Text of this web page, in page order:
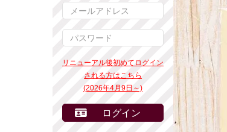
リニューアル後初めてログイン
される方はこちら
(2026年4月9日～)
ログイン